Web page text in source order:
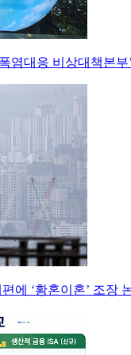
염대응 비상대책본부
에 ‘황혼이혼’ 조장